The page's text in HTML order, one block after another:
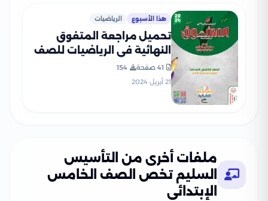
هذا الأسبوع الرياضيات
تحميل مراجعة المتفوق
النهائية في الرياضيات للصف
الخامس الابتدائي الفصل
الدراسي الثاني
41 صفحة
154
21 أبريل 2024
ملفات أخرى من التأسيس
السليم تخص الصف الخامس
الإبتدائي